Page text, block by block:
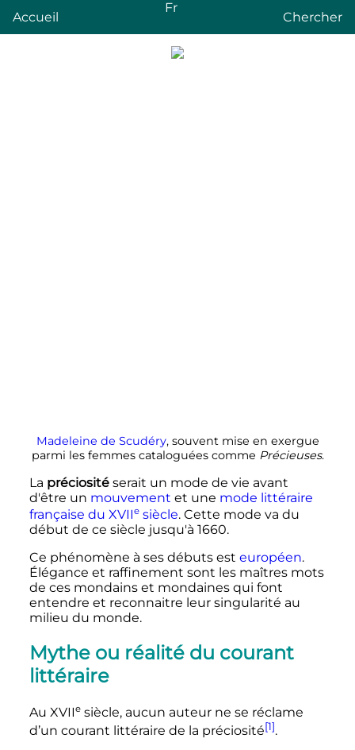
Accueil
Fr
Chercher
Madeleine de Scudéry, souvent mise en exergue
parmi les femmes cataloguées comme Précieuses.
La préciositéserait un mode de vie avant
d'être un mouvement et une mode littéraire
française du XVIIe siècle. Cette mode va du
début de ce siècle jusqu'à 1660.
Ce phénomène à ses débuts est européen.
Élégance et raffinement sont les maîtres mots
de ces mondains et mondaines qui font
entendre et reconnaitre leur singularité au
milieu du monde.
Mythe ou réalité du courant
littéraire
Au XVIIe siècle, aucun auteur ne se réclame
d’un courant littéraire de la préciosité[1].